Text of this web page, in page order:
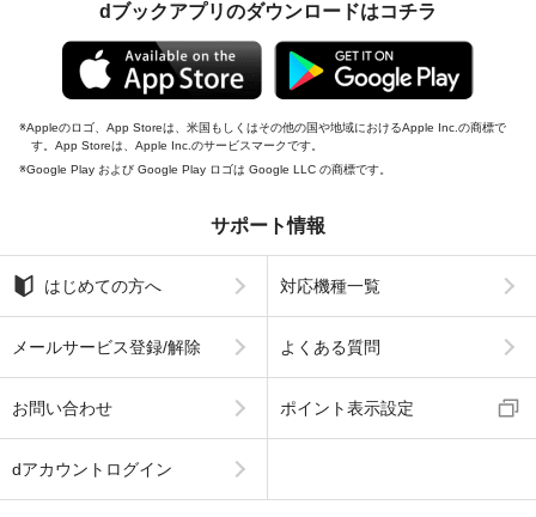
dブックアプリのダウンロードはコチラ
Appleのロゴ、App Storeは、米国もしくはその他の国や地域におけるApple Inc.の商標で
す。App Storeは、Apple Inc.のサービスマークです。
Google Play および Google Play ロゴは Google LLC の商標です。
サポート情報
はじめての方へ 対応機種一覧
メールサービス登録/解除 よくある質問
お問い合わせ ポイント表示設定
dアカウントログイン